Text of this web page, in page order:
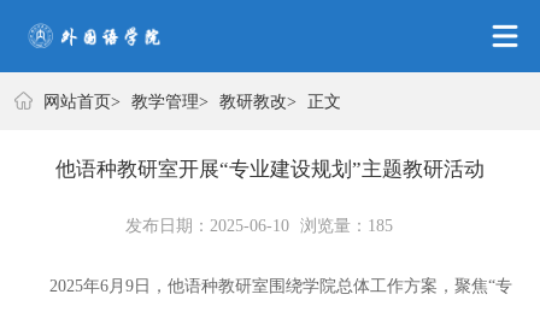
教学管理
网站首页> 教学管理> 教研教改> 正文
他语种教研室开展“专业建设规划”主题教研活动
发布日期：2025-06-10 浏览量： 185
2025年6月9日，他语种教研室围绕学院总体工作方案，聚焦“专